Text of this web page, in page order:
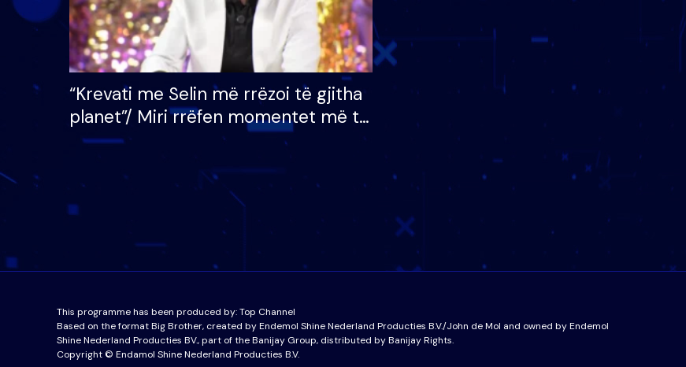
“Krevati me Selin më rrëzoi të gjitha
planet”/ Miri rrëfen momentet më të
bukura në shtëpinë e BB VIP: Do më
This programme has been produced by:Top Channel
Based on the format Big Brother, created by Endemol Shine Nederland Producties B.V./John de Mol and owned by Endemol
Shine Nederland Producties BV., part of the Banijay Group, distributed by Banijay Rights.
Copyright © Endamol Shine Nederland Producties B.V.